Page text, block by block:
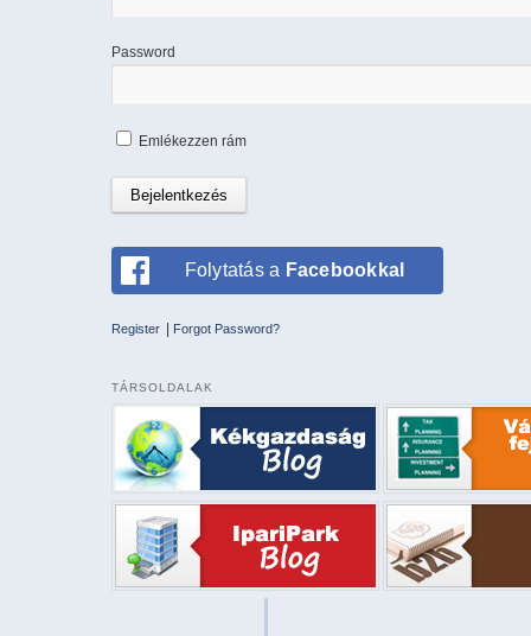
Password
Emlékezzen rám
Folytatás a Facebookkal
Register Forgot Password?
TÁRSOLDALAK